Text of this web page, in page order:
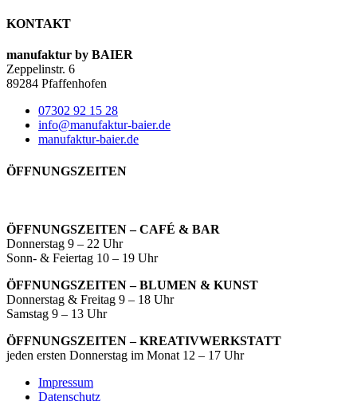
KONTAKT
manufaktur by BAIER
Zeppelinstr. 6
89284 Pfaffenhofen
07302 92 15 28
info@manufaktur-baier.de
manufaktur-baier.de
ÖFFNUNGSZEITEN
ÖFFNUNGSZEITEN – CAFÉ & BAR
Donnerstag 9 – 22 Uhr
Sonn- & Feiertag 10 – 19 Uhr
ÖFFNUNGSZEITEN – BLUMEN & KUNST
Donnerstag & Freitag 9 – 18 Uhr
Samstag 9 – 13 Uhr
ÖFFNUNGSZEITEN – KREATIVWERKSTATT
jeden ersten Donnerstag im Monat 12 – 17 Uhr
Impressum
Datenschutz